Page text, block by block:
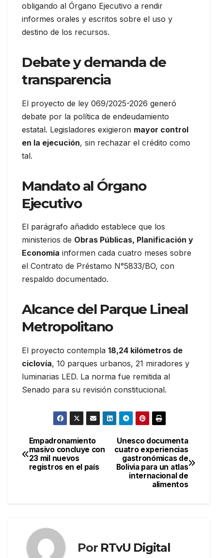
obligando al Órgano Ejecutivo a rendir
informes orales y escritos sobre el uso y
destino de los recursos.
Debate y demanda de
transparencia
El proyecto de ley 069/2025-2026 generó
debate por la política de endeudamiento
estatal. Legisladores exigieron mayor control
en la ejecución, sin rechazar el crédito como
tal.
Mandato al Órgano
Ejecutivo
El parágrafo añadido establece que los
ministerios de Obras Públicas, Planificación y
Economía informen cada cuatro meses sobre
el Contrato de Préstamo N°5833/BO, con
respaldo documentado.
Alcance del Parque Lineal
Metropolitano
El proyecto contempla 18,24 kilómetros de
ciclovía, 10 parques urbanos, 21 miradores y
luminarias LED. La norma fue remitida al
Senado para su revisión constitucional.
Navegación
de
Unesco documenta
cuatro experiencias
gastronómicas de
Bolivia para un atlas
internacional de
alimentos
Empadronamiento
masivo concluye con
23 mil nuevos
registros en el país
Por RTvU Digital